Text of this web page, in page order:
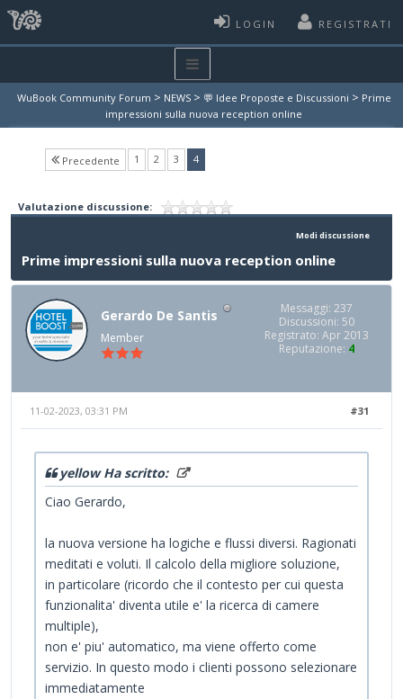
LOGIN REGISTRATI
WuBook Community Forum > NEWS > 💬 Idee Proposte e Discussioni > Prime
impressioni sulla nuova reception online
Precedente 1 2 3 4(current)
Valutazione discussione:
Modi discussione
Prime impressioni sulla nuova reception online
Gerardo De Santis
Member
Messaggi: 237
Discussioni: 50
Registrato: Apr 2013
Reputazione: 4
#31
11-02-2023, 03:31 PM
yellow Ha scritto:
Ciao Gerardo,
la nuova versione ha logiche e flussi diversi. Ragionati
meditati e voluti. Il calcolo della migliore soluzione,
in particolare (ricordo che il contesto per cui questa
funzionalita' diventa utile e' la ricerca di camere
multiple),
non e' piu' automatico, ma viene offerto come
servizio. In questo modo i clienti possono selezionare
immediatamente